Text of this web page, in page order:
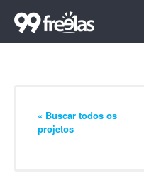
« Buscar todos os
projetos